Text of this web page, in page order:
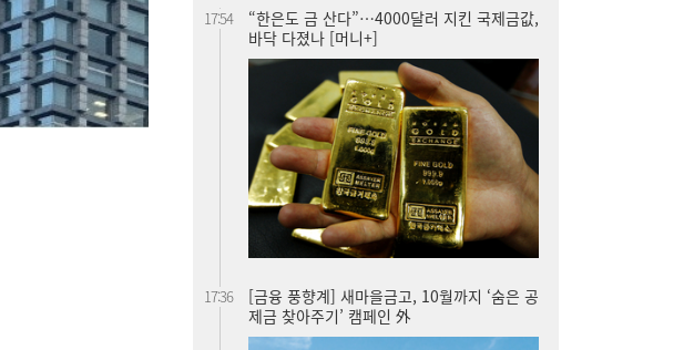
[금융 풍향계] 새마을금고, 10월까지 ‘숨은 공
제금 찾아주기’ 캠페인 外